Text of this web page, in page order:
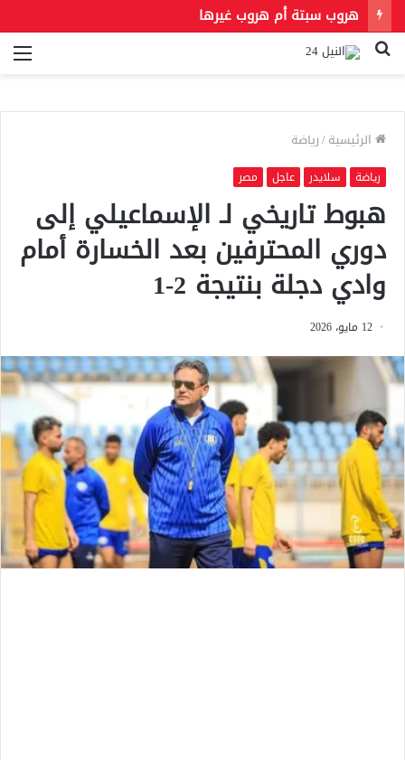
هروب سبتة أم هروب غيرها
بحث
الرئيسية/رياضة
رياضة سلايدر عاجل مصر
هبوط تاريخي لـ الإسماعيلي إلى
دوري المحترفين بعد الخسارة أمام
وادي دجلة بنتيجة 2-1
12 مايو، 2026